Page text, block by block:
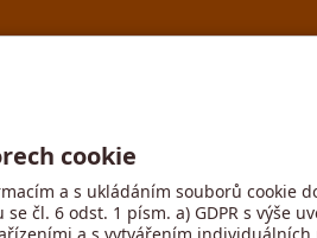
2Výsledek